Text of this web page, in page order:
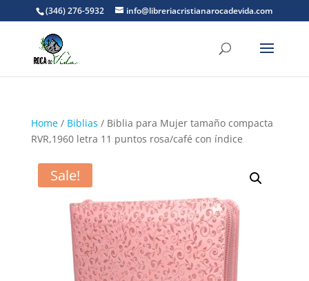
(346) 276-5932 info@libreriacristianarocadevida.com
Home/ Biblias / Biblia para Mujer tamaño compacta
RVR,1960 letra 11 puntos rosa/café con índice
Sale!